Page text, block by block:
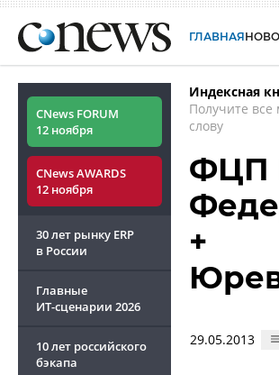
ГЛАВНАЯ
CNews FORUM
12 ноября
CNews AWARDS
12 ноября
30 лет рынку ERP
в России
Главные
ИТ-сценарии 2026
10 лет российского
бэкапа
Индексная
Получите
слову
ФЦП
+
29.05.2013